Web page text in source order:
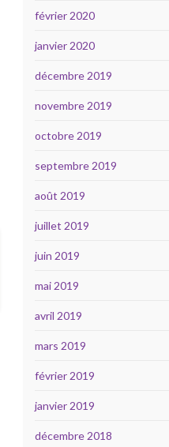
février 2020
janvier 2020
décembre 2019
novembre 2019
octobre 2019
septembre 2019
août 2019
juillet 2019
juin 2019
mai 2019
avril 2019
mars 2019
février 2019
janvier 2019
décembre 2018